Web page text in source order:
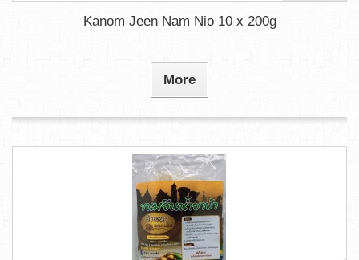
Kanom Jeen Nam Nio 10 x 200g
More